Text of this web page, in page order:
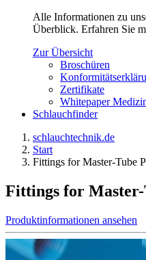
Alle Informationen zu
Überblick. Erfahren Sie
Zur Übersicht
Broschüren
Zertifikate
Whitepaper
Schlauchfinder
schlauchtechnik.de
Start
Fittings for Master-Tube
Fittings for
Produktinformationen ansehen